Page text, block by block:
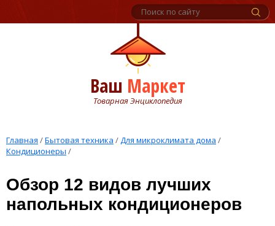
Ваш Маркет
Товарная Энциклопедия
Главная /Бытовая техника /Для микроклимата дома /
Кондиционеры /
Обзор 12 видов лучших
напольных кондиционеров